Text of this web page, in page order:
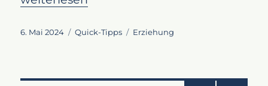
Veröffentlicht
6. Mai 2024 Kategorien
Quick-Tipps Schlagwörter
Erziehung